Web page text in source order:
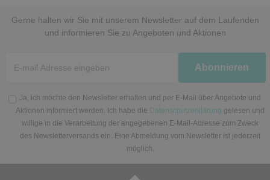
Gerne halten wir Sie mit unserem Newsletter auf dem Laufenden
und informieren Sie zu Angeboten und Aktionen
Honig
Abonnieren
Ja, ich möchte den Newsletter erhalten und per E-Mail über Angebote und
Aktionen informiert werden. Ich habe die Datenschutzerklärung gelesen und
willige in die Verarbeitung der angegebenen E-Mail-Adresse zum Zweck
des Newsletterversands ein. Eine Abmeldung vom Newsletter ist jederzeit
möglich.